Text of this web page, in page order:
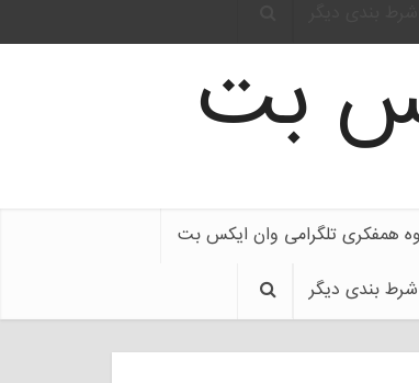
بت
همفکری تلگرامی وان ایکس بت
بندی دیگر